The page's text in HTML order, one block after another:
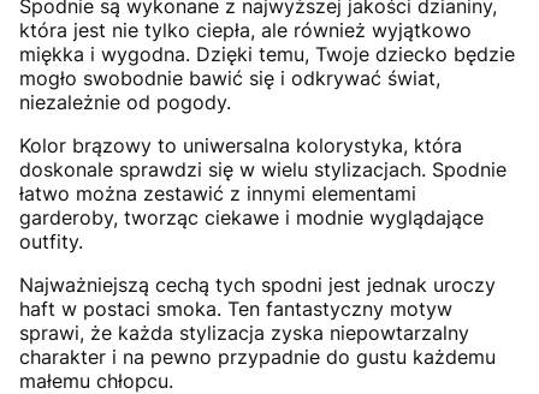
Spodnie są wykonane z najwyższej jakości dzianiny,
która jest nie tylko ciepła, ale również wyjątkowo
miękka i wygodna. Dzięki temu, Twoje dziecko będzie
mogło swobodnie bawić się i odkrywać świat,
niezależnie od pogody.
Kolor brązowy to uniwersalna kolorystyka, która
doskonale sprawdzi się w wielu stylizacjach. Spodnie
łatwo można zestawić z innymi elementami
garderoby, tworząc ciekawe i modnie wyglądające
outfity.
Najważniejszą cechą tych spodni jest jednak uroczy
haft w postaci smoka. Ten fantastyczny motyw
sprawi, że każda stylizacja zyska niepowtarzalny
charakter i na pewno przypadnie do gustu każdemu
małemu chłopcu.